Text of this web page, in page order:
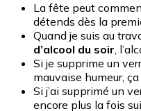
La fête peut
détends dès la
Quand je suis au
d’alcool du soir,
Si je supprime un
mauvaise humeur,
Si j’ai supprimé un
encore plus la fois